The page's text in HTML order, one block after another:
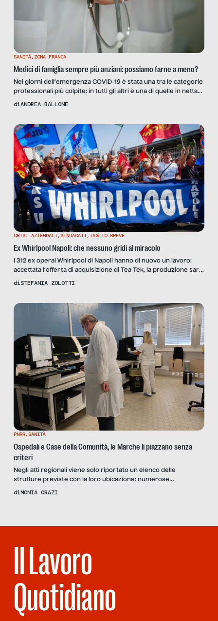
SANITÀ, ZONA FRANCA
Medici di famiglia sempre più anziani: possiamo farne a meno?
Nei giorni dell’emergenza COVID-19 è stata una tra le categorie
professionali più colpite; in tutti gli altri è una di quelle in netta
diminuzione di personale. Sono i medici di famiglia, i presidi
diANDREA BALLONE
CRISI AZIENDALI, SINDACATI,TAGLIO BREVE
Ex Whirlpool Napoli: che nessuno gridi al miracolo
I 312 ex operai Whirlpool di Napoli hanno di nuovo un lavoro:
accettata l’offerta di acquisizione di Tea Tek, la produzione sarà
riconvertita sui pannelli fotovoltaici. Una conclusione storica a
diSTEFANIA ZOLOTTI
PNRR, SANITÀ
Ospedali e Case della Comunità, le Marche li piazzano senza
criteri
Negli atti regionali viene solo riportato un elenco delle
strutture previste con la loro ubicazione: numerose
disomogeneità sul territorio. L’opinione di Franco Pesaresi,
diMONIA ORAZI
Il Lavoro
Quotidiano